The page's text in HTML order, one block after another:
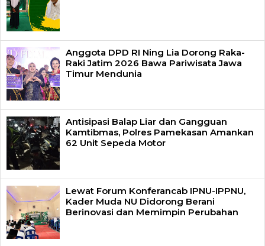
Anggota DPD RI Ning Lia Dorong Raka-
Raki Jatim 2026 Bawa Pariwisata Jawa
Timur Mendunia
Antisipasi Balap Liar dan Gangguan
Kamtibmas, Polres Pamekasan Amankan
62 Unit Sepeda Motor
Lewat Forum Konferancab IPNU-IPPNU,
Kader Muda NU Didorong Berani
Berinovasi dan Memimpin Perubahan